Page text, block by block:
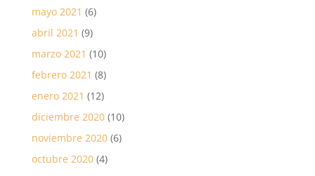
mayo 2021 (6)
abril 2021 (9)
marzo 2021 (10)
febrero 2021 (8)
enero 2021 (12)
diciembre 2020(10)
noviembre 2020(6)
octubre 2020(4)